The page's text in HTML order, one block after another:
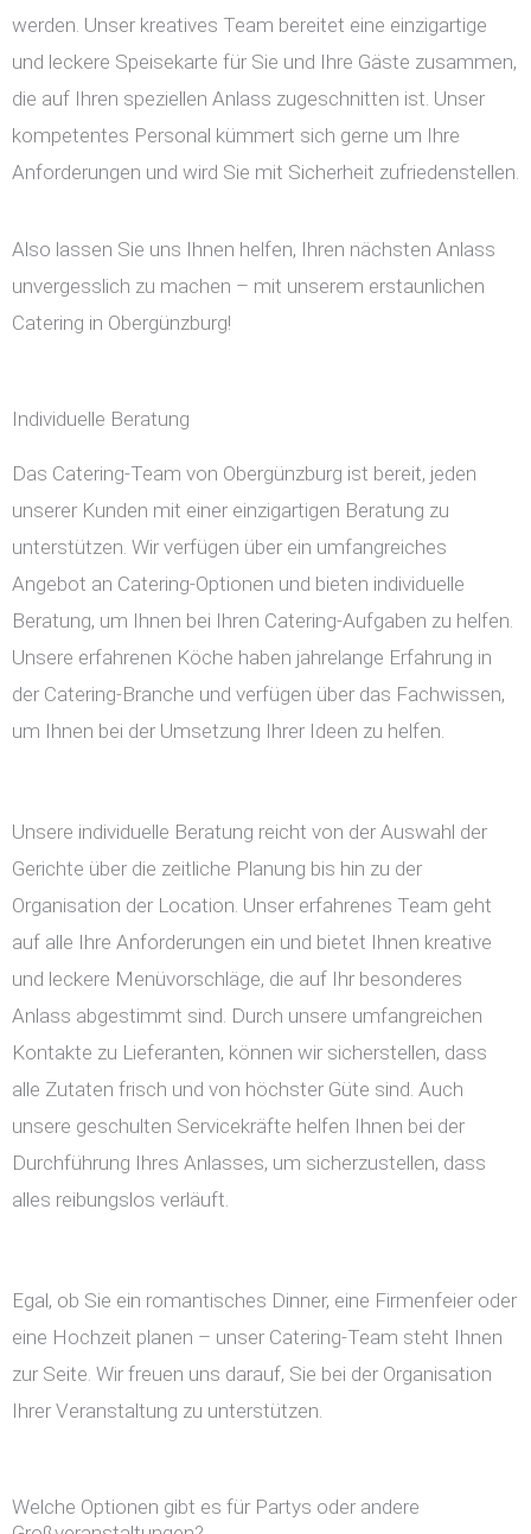
werden. Unser kreatives Team bereitet eine einzigartige
und leckere Speisekarte für Sie und Ihre Gäste zusammen,
die auf Ihren speziellen Anlass zugeschnitten ist. Unser
kompetentes Personal kümmert sich gerne um Ihre
Anforderungen und wird Sie mit Sicherheit zufriedenstellen.
Also lassen Sie uns Ihnen helfen, Ihren nächsten Anlass
unvergesslich zu machen – mit unserem erstaunlichen
Catering in Obergünzburg!
Individuelle Beratung
Das Catering-Team von Obergünzburg ist bereit, jeden
unserer Kunden mit einer einzigartigen Beratung zu
unterstützen. Wir verfügen über ein umfangreiches
Angebot an Catering-Optionen und bieten individuelle
Beratung, um Ihnen bei Ihren Catering-Aufgaben zu helfen.
Unsere erfahrenen Köche haben jahrelange Erfahrung in
der Catering-Branche und verfügen über das Fachwissen,
um Ihnen bei der Umsetzung Ihrer Ideen zu helfen.
Unsere individuelle Beratung reicht von der Auswahl der
Gerichte über die zeitliche Planung bis hin zu der
Organisation der Location. Unser erfahrenes Team geht
auf alle Ihre Anforderungen ein und bietet Ihnen kreative
und leckere Menüvorschläge, die auf Ihr besonderes
Anlass abgestimmt sind. Durch unsere umfangreichen
Kontakte zu Lieferanten, können wir sicherstellen, dass
alle Zutaten frisch und von höchster Güte sind. Auch
unsere geschulten Servicekräfte helfen Ihnen bei der
Durchführung Ihres Anlasses, um sicherzustellen, dass
alles reibungslos verläuft.
Egal, ob Sie ein romantisches Dinner, eine Firmenfeier oder
eine Hochzeit planen – unser Catering-Team steht Ihnen
zur Seite. Wir freuen uns darauf, Sie bei der Organisation
Ihrer Veranstaltung zu unterstützen.
Welche Optionen gibt es für Partys oder andere